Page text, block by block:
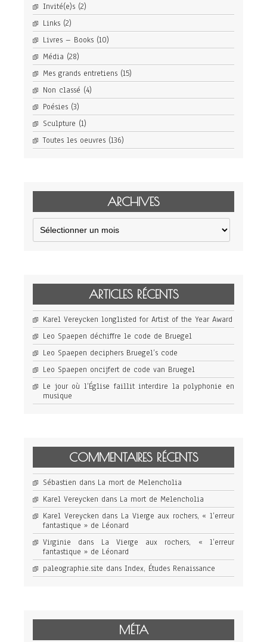
Invité(e)s (2)
Links (2)
Livres – Books (10)
Média (28)
Mes grands entretiens (15)
Non classé (4)
Poésies (3)
Sculpture (1)
Toutes les oeuvres (136)
ARCHIVES
Archives
ARTICLES RÉCENTS
Karel Vereycken longlisted for Artist of the Year Award
Leo Spaepen déchiffre le code de Bruegel
Leo Spaepen deciphers Bruegel’s code
Leo Spaepen oncijfert de code van Bruegel
Le jour où l’Église faillit interdire la polyphonie en
musique
COMMENTAIRES RÉCENTS
Sébastien dans La mort de Melencholia
Karel Vereycken dans La mort de Melencholia
Karel Vereycken dans La Vierge aux rochers, « l’erreur
fantastique » de Léonard
Virginie dans La Vierge aux rochers, « l’erreur
fantastique » de Léonard
paleographie.site dans Index, Études Renaissance
MÉTA